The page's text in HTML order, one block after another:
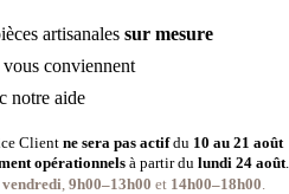
artisanales sur mesure
conviennent
notre aide
Client ne sera pas actifdu 10 au 21 août
opérationnels à partir du lundi 24 août
vendredi 9h00–13h00 et 14h00–18h00